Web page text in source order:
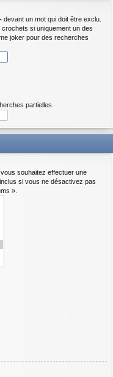
- devant un mot qui doit être exclu.
crochets si uniquement un des
joker pour des recherches
partielles.
souhaitez effectuer une
si vous ne désactivez pas
».